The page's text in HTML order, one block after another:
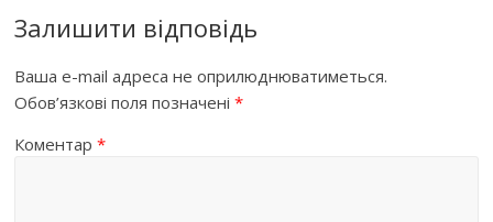
Залишити відповідь
Ваша e-mail адреса не оприлюднюватиметься.
Обов’язкові поля позначені*
Коментар*